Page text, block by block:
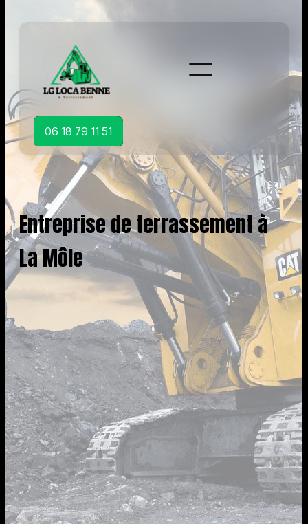
06 18 79 11 51
Entreprise de terrassement à
La Môle